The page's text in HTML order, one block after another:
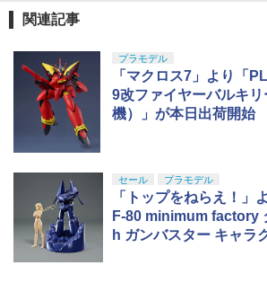
関連記事
プラモデル
「マクロス7」より「
9改ファイヤーバルキリ
機）」が本日出荷開始
セール プラモデル
「トップをねらえ！」
F-80 minimum factory
h ガンバスター キャラ
r.」がAmazonにて約